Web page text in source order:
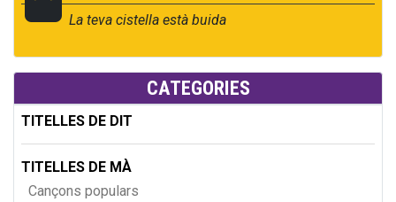
La teva cistella està buida
CATEGORIES
TITELLES DE DIT
TITELLES DE MÀ
Cançons populars